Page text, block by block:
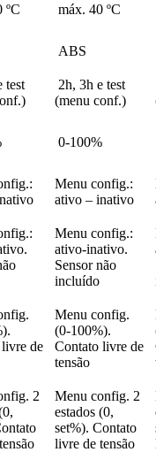
ºC máx. 40 ºC
ABS
test
2h, 3h e test
(menu conf.)
0-100%
Menu config.:
ativo – inativo
Menu config.:
ativo-inativo.
Sensor não
incluído
de
Menu config.
(0-100%).
Contato livre de
tensão
2
Menu config. 2
estados (0,
set%). Contato
livre de tensão